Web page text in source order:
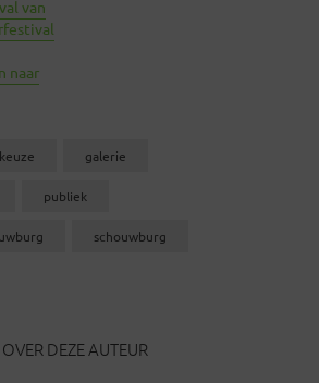
van
naar
galerie
publiek
schouwburg
OVER DEZE AUTEUR